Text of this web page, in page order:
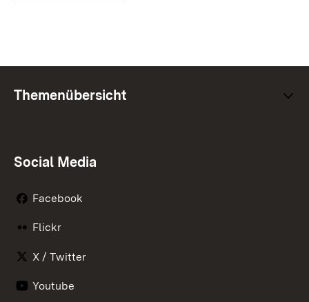
Themenübersicht
Social Media
Facebook
Flickr
X / Twitter
Youtube